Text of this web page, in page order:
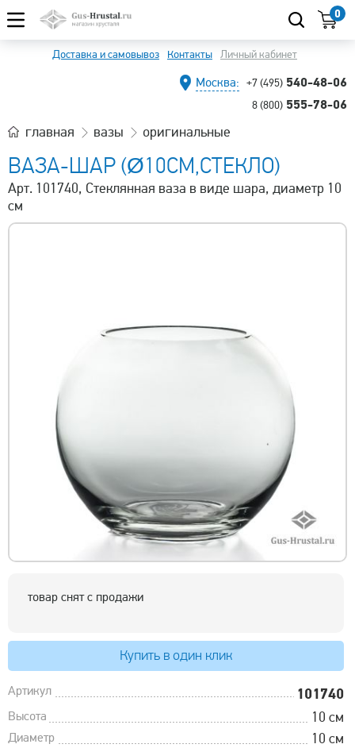
0
Доставка и самовывоз Контакты Личный кабинет
Москва: +7 (495) 540-48-06
8 (800) 555-78-06
главная вазы оригинальные
ВАЗА-ШАР (Ø10СМ,СТЕКЛО)
Арт. 101740, Стеклянная ваза в виде шара, диаметр 10
см
товар снят с продажи
Купить в один клик
Артикул 101740
Высота 10 см
Диаметр 10 см